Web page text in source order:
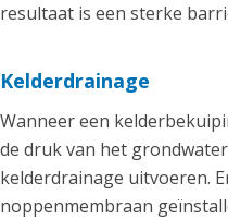
resultaat is een sterke
Kelderdrainage
Wanneer een
de druk van het
kelderdrainage uitvoeren.
noppenmembraan